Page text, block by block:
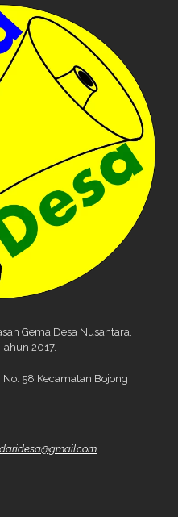
Gema Desa Nusantara.
2017.
58 Kecamatan Bojong